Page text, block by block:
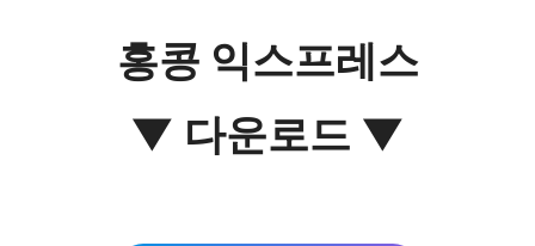
홍콩 익스프레스
▼ 다운로드 ▼